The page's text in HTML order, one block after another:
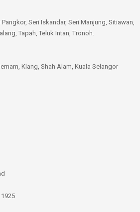
Seri Iskandar, Seri Manjung, Sitiawan,
Tapah, Teluk Intan, Tronoh.
Klang, Shah Alam, Kuala Selangor
1925